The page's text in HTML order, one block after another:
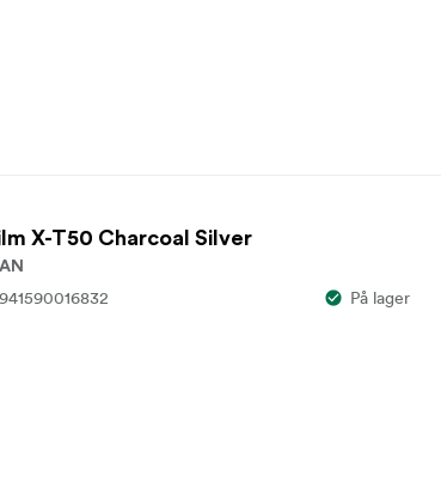
X-T50 Charcoal Silver
På lager